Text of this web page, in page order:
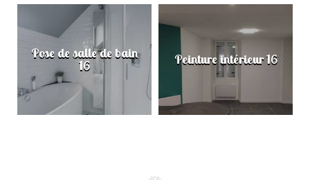
Pose de salle de bain
16 Peinture intérieur 16